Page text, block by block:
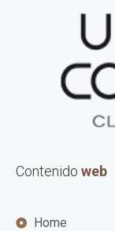
Contenido web
Home